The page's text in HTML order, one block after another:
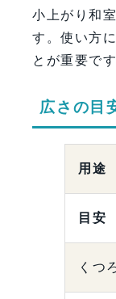
小上がり和
す。使い方
とが重要です
広さの目
用途
目安
くつ